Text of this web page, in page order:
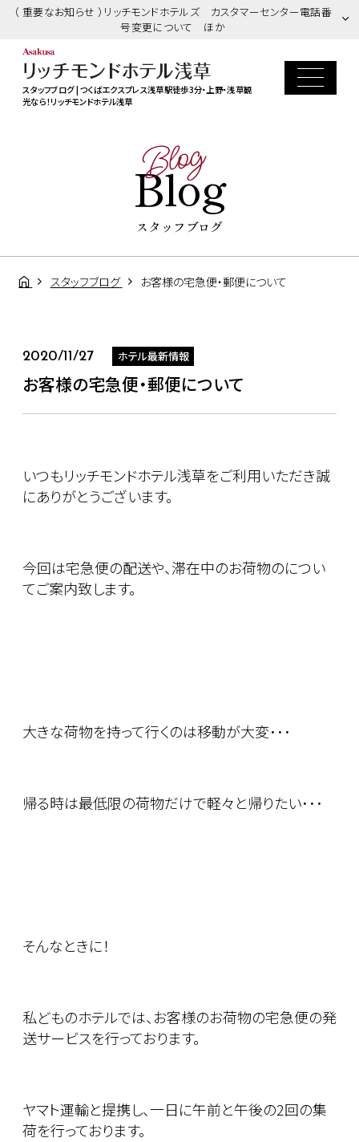
（ 重要なお知らせ ）リッチモンドホテルズ カスタマーセンター電話番
号変更について ほか
スタッフブログ | つくばエクスプレス浅草駅徒歩3分・上野・浅草観
光なら！リッチモンドホテル浅草
Blog
Blog
スタッフブログ
スタッフブログ お客様の宅急便・郵便について
2020/11/27 ホテル最新情報
お客様の宅急便・郵便について
いつもリッチモンドホテル浅草をご利用いただき誠
にありがとうございます。
今回は宅急便の配送や、滞在中のお荷物のについ
てご案内致します。
大きな荷物を持って行くのは移動が大変･･･
帰る時は最低限の荷物だけで軽々と帰りたい･･･
そんなときに！
私どものホテルでは、お客様のお荷物の宅急便の発
送サービスを行っております。
ヤマト運輸と提携し、一日に午前と午後の2回の集
荷を行っております。